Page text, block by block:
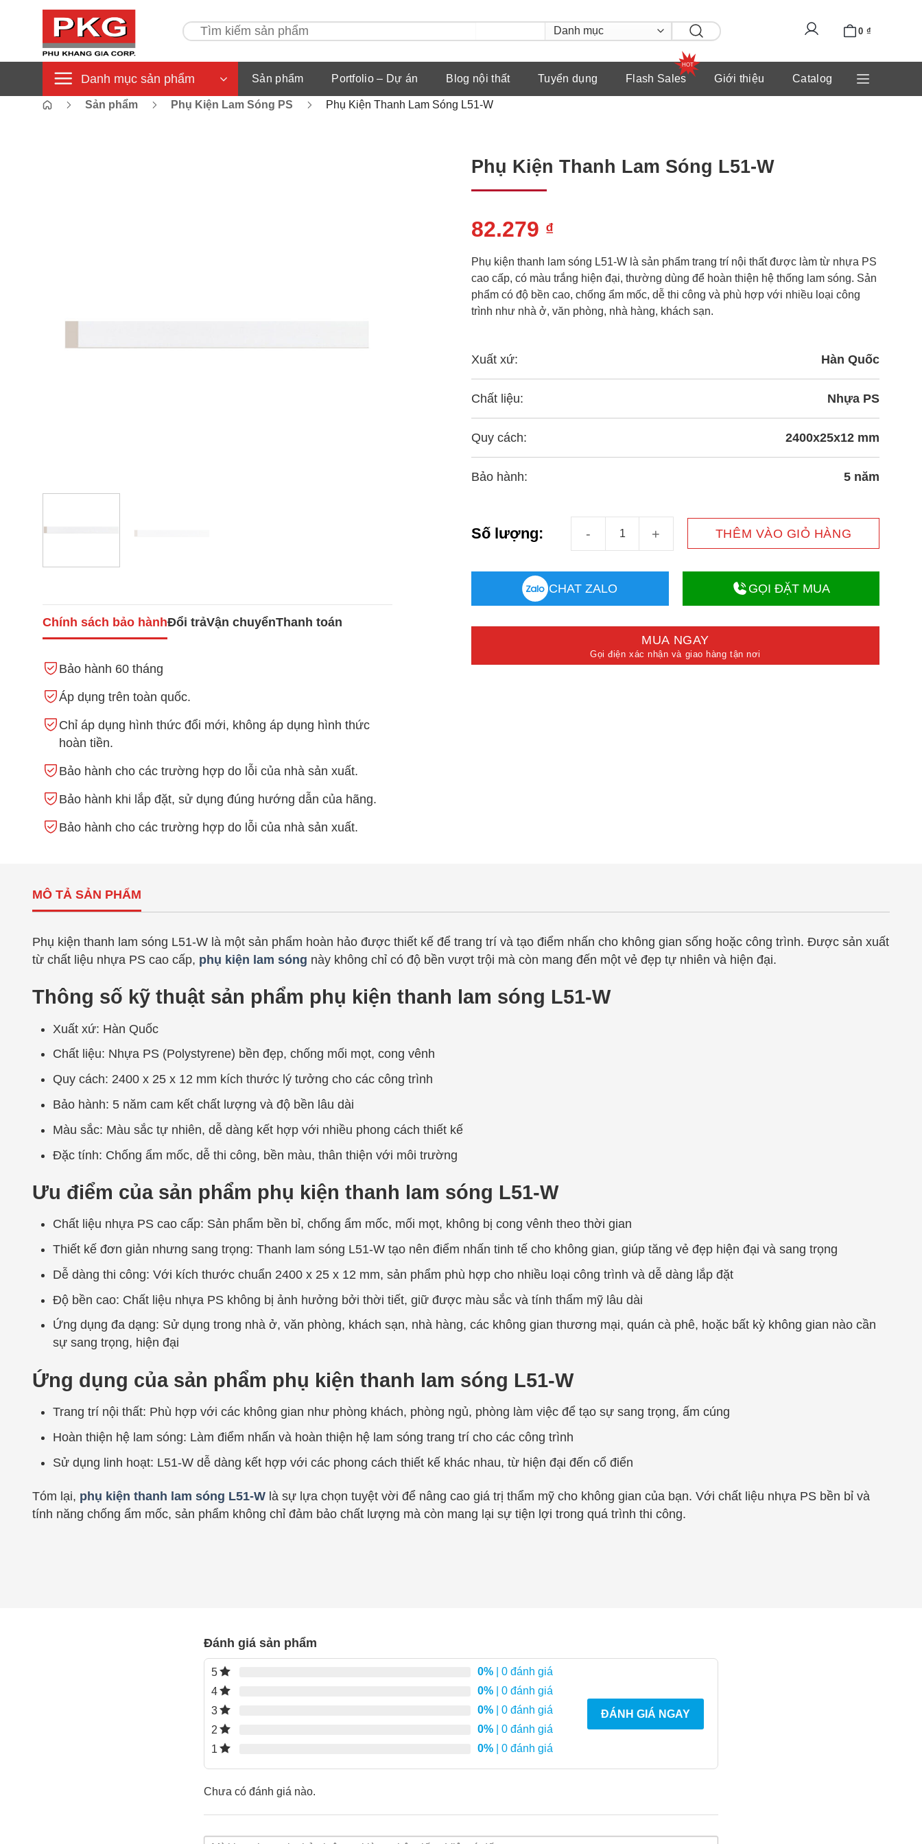
dung
Tìm
kiếm:
0 ₫
Danh mục sản phẩm Sản phẩm Portfolio – Dự án Blog nội thất Tuyển dụng Flash Sales Giới thiệu Catalog
Sản phẩm Phụ Kiện Lam Sóng PS Phụ Kiện Thanh Lam Sóng L51-W
Chính sách bảo hànhĐổi trảVận chuyểnThanh toán
Bảo hành 60 tháng
Áp dụng trên toàn quốc.
Chỉ áp dụng hình thức đổi mới, không áp dụng hình thức
hoàn tiền.
Bảo hành cho các trường hợp do lỗi của nhà sản xuất.
Bảo hành khi lắp đặt, sử dụng đúng hướng dẫn của hãng.
Bảo hành cho các trường hợp do lỗi của nhà sản xuất.
Phụ Kiện Thanh Lam Sóng L51-W
82.279 ₫
Phụ kiện thanh lam sóng L51-W là sản phẩm trang trí nội thất được làm từ nhựa PS
cao cấp, có màu trắng hiện đại, thường dùng để hoàn thiện hệ thống lam sóng. Sản
phẩm có độ bền cao, chống ẩm mốc, dễ thi công và phù hợp với nhiều loại công
trình như nhà ở, văn phòng, nhà hàng, khách sạn.
Xuất xứ: Hàn Quốc
Chất liệu: Nhựa PS
Quy cách: 2400x25x12 mm
Bảo hành: 5 năm
Số lượng: THÊM VÀO GIỎ HÀNG
CHAT ZALO GỌI ĐẶT MUA
MUA NGAY
Gọi điện xác nhận và giao hàng tận nơi
MÔ TẢ SẢN PHẨM
Phụ kiện thanh lam sóng L51-W là một sản phẩm hoàn hảo được thiết kế để trang trí và tạo điểm nhấn cho không gian sống hoặc công trình. Được sản xuất
từ chất liệu nhựa PS cao cấp, phụ kiện lam sóng này không chỉ có độ bền vượt trội mà còn mang đến một vẻ đẹp tự nhiên và hiện đại.
Thông số kỹ thuật sản phẩm phụ kiện thanh lam sóng L51-W
Xuất xứ: Hàn Quốc
Chất liệu: Nhựa PS (Polystyrene) bền đẹp, chống mối mọt, cong vênh
Quy cách: 2400 x 25 x 12 mm kích thước lý tưởng cho các công trình
Bảo hành: 5 năm cam kết chất lượng và độ bền lâu dài
Màu sắc: Màu sắc tự nhiên, dễ dàng kết hợp với nhiều phong cách thiết kế
Đặc tính: Chống ẩm mốc, dễ thi công, bền màu, thân thiện với môi trường
Ưu điểm của sản phẩm phụ kiện thanh lam sóng L51-W
Chất liệu nhựa PS cao cấp: Sản phẩm bền bỉ, chống ẩm mốc, mối mọt, không bị cong vênh theo thời gian
Thiết kế đơn giản nhưng sang trọng: Thanh lam sóng L51-W tạo nên điểm nhấn tinh tế cho không gian, giúp tăng vẻ đẹp hiện đại và sang trọng
Dễ dàng thi công: Với kích thước chuẩn 2400 x 25 x 12 mm, sản phẩm phù hợp cho nhiều loại công trình và dễ dàng lắp đặt
Độ bền cao: Chất liệu nhựa PS không bị ảnh hưởng bởi thời tiết, giữ được màu sắc và tính thẩm mỹ lâu dài
Ứng dụng đa dạng: Sử dụng trong nhà ở, văn phòng, khách sạn, nhà hàng, các không gian thương mại, quán cà phê, hoặc bất kỳ không gian nào cần
sự sang trọng, hiện đại
Ứng dụng của sản phẩm phụ kiện thanh lam sóng L51-W
Trang trí nội thất: Phù hợp với các không gian như phòng khách, phòng ngủ, phòng làm việc để tạo sự sang trọng, ấm cúng
Hoàn thiện hệ lam sóng: Làm điểm nhấn và hoàn thiện hệ lam sóng trang trí cho các công trình
Sử dụng linh hoạt: L51-W dễ dàng kết hợp với các phong cách thiết kế khác nhau, từ hiện đại đến cổ điển
Tóm lại, phụ kiện thanh lam sóng L51-W là sự lựa chọn tuyệt vời để nâng cao giá trị thẩm mỹ cho không gian của bạn. Với chất liệu nhựa PS bền bỉ và
tính năng chống ẩm mốc, sản phẩm không chỉ đảm bảo chất lượng mà còn mang lại sự tiện lợi trong quá trình thi công.
Đánh giá sản phẩm
5 0% | 0 đánh giá
4
0% | 0 đánh giá
3
0% | 0 đánh giá
2
0% | 0 đánh giá
1
0% | 0 đánh giá
ĐÁNH GIÁ NGAY
Chưa có đánh giá nào.